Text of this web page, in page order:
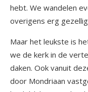
hebt. We wandelen
overigens erg
Maar het leukste is
we de kerk in de
daken. Ook vanuit
door Mondriaan